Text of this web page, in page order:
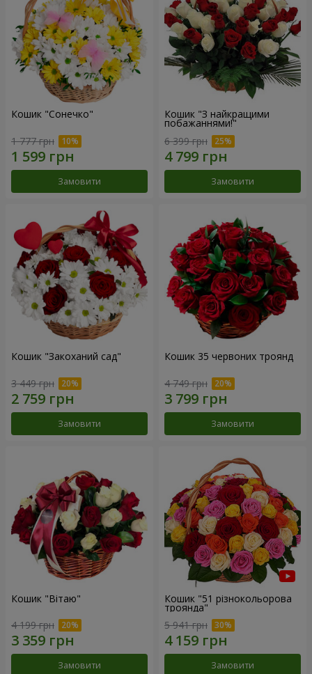
Кошик "Сонечко"
1 777 грн
Замовити
Кошик "З найкращими
побажаннями!"
6 399 грн
Замовити
Кошик "Закоханий сад"
3 449 грн
Замовити
Кошик 35 червоних троянд
4 749 грн
Замовити
Кошик "Вітаю"
4 199 грн
Замовити
Кошик "51 різнокольорова
троянда"
5 941 грн
Замовити